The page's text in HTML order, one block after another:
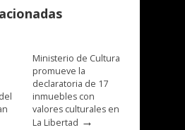
Ministerio de Cultura
promueve la
declaratoria de 17
inmuebles con
valores culturales en
La Libertad →